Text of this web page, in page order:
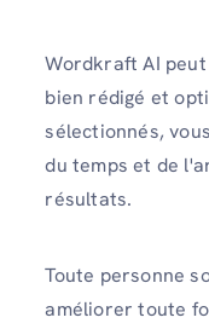
Wordkraft AI
bien rédigé et
sélectionnés,
du temps et de
résultats.
Toute personne
améliorer toute